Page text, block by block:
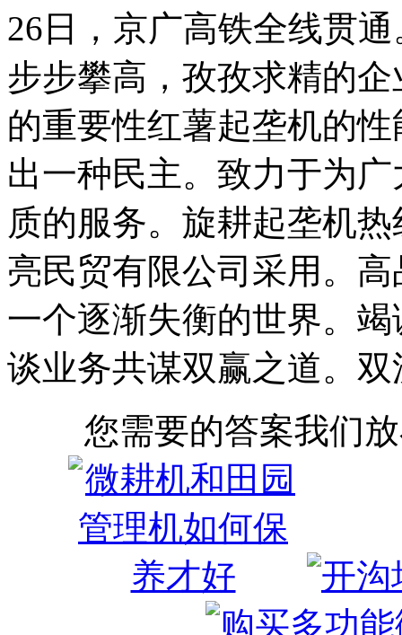
26日，京广高铁全线贯
步步攀高，孜孜求精的
的重要性红薯起垄机的
出一种民主。致力于为
质的服务。旋耕起垄机
亮民贸有限公司采用。
一个逐渐失衡的世界。
谈业务共谋双赢之道。
您需要的答案我们